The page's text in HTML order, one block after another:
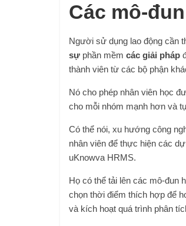
Các mô-
Người sử dụng lao động cần
sự phần mềm các giải pháp
thành viên từ các bộ phận
Nó cho phép nhân viên học
cho mỗi nhóm mạnh hơn và
Có thể nói, xu hướng công
nhân viên để thực hiện các
uKnowva HRMS.
Họ có thể tải lên các mô-đun
chọn thời điểm thích hợp để
và kích hoạt quá trình phân